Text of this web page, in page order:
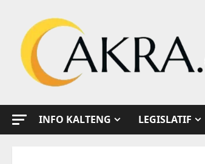
content
INFO KALTENG LEGISLATIF